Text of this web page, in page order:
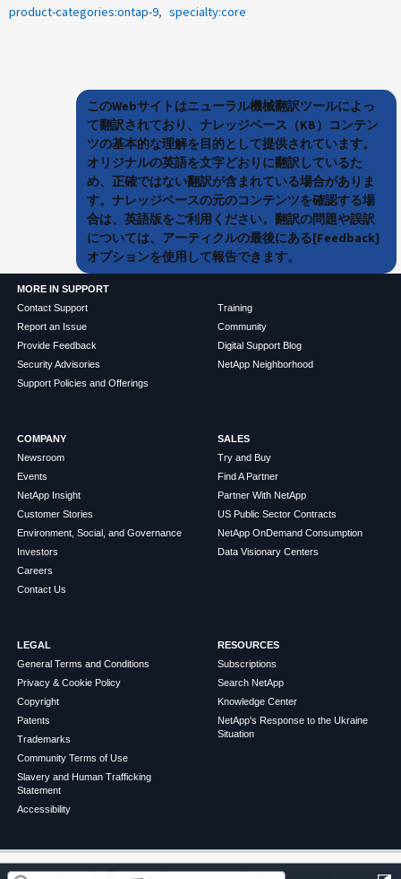
product-categories:ontap-9
specialty:core
このWebサイトはニューラル機械翻訳ツールによっ
て翻訳されており、ナレッジベース（KB）コンテン
ツの基本的な理解を目的として提供されています。
オリジナルの英語を文字どおりに翻訳しているた
め、正確ではない翻訳が含まれている場合がありま
す。ナレッジベースの元のコンテンツを確認する場
合は、英語版をご利用ください。翻訳の問題や誤訳
については、アーティクルの最後にある[Feedback]
オプションを使用して報告できます。
MORE IN SUPPORT
Contact Support
Report an Issue
Provide Feedback
Security Advisories
Support Policies and Offerings
Training
Community
Digital Support Blog
NetApp Neighborhood
COMPANY
Newsroom
Events
NetApp Insight
Customer Stories
Environment, Social, and Governance
Investors
Careers
Contact Us
SALES
Try and Buy
Find A Partner
Partner With NetApp
US Public Sector Contracts
NetApp OnDemand Consumption
Data Visionary Centers
LEGAL
General Terms and Conditions
Privacy & Cookie Policy
Copyright
Patents
Trademarks
Community Terms of Use
Slavery and Human Trafficking
Statement
Accessibility
RESOURCES
Subscriptions
Search NetApp
Knowledge Center
NetApp's Response to the Ukraine
Situation